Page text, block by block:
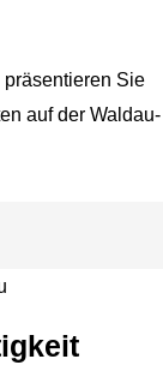
Sie
auf der Waldau-